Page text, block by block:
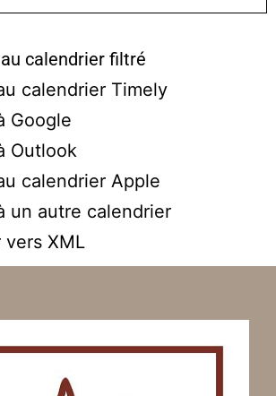
calendrier filtré
calendrier Timely
Google
Outlook
calendrier Apple
un autre calendrier
vers XML